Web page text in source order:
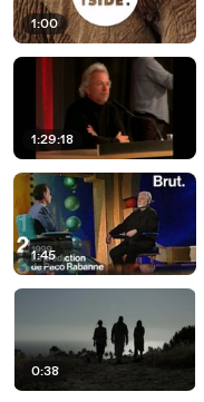
1:00
1:29:18
1:45
0:38